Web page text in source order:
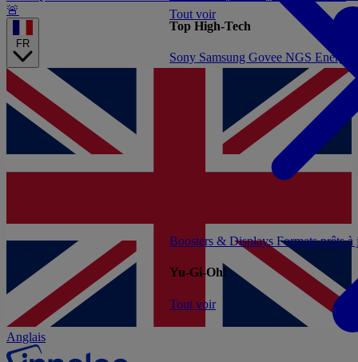
🚨
FR
Anglais
Tout voir
Boosters & Displays Formats prêts
Yu-Gi-Oh!
Tout voir
Top High-Tech
Sony Samsung Govee NGS Energy